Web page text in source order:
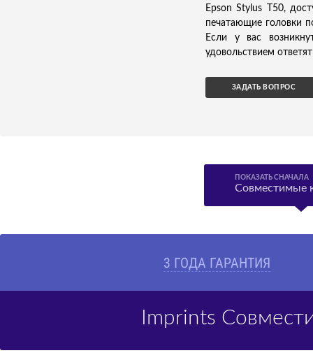
Epson Stylus T50,
печатающие головки
Если у вас
удовольствием
ЗАДАТЬ ВОПРОС
ПОКАЗАТЬ СНАЧАЛА
Совместимые
3 ГОДА ГАРАНТИЯ
Imprints